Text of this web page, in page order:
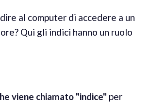
al computer di accedere a un
Qui gli indici hanno un ruolo
viene chiamato "indice" per